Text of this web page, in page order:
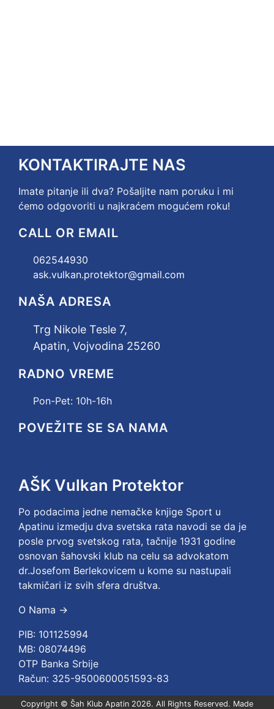
KONTAKTIRAJTE NAS
Imate pitanje ili dva? Pošaljite nam poruku i mi
ćemo odgovoriti u najkraćem mogućem roku!
CALL OR EMAIL
062544930
ask.vulkan.protektor@gmail.com
NAŠA ADRESA
Trg Nikole Tesle 7,
Apatin, Vojvodina 25260
RADNO VREME
Pon-Pet: 10h-16h
POVEŽITE SE SA NAMA
AŠK Vulkan Protektor
Po podacima jedne nemačke knjige Sport u
Apatinu izmedju dva svetska rata navodi se da je
posle prvog svetskog rata, tačnije 1931 godine
osnovan šahovski klub na celu sa advokatom
dr.Josefom Berlekovicem u kome su nastupali
takmičari iz svih sfera društva.
O Nama →
PIB: 101125994
MB: 08074496
OTP Banka Srbije
Račun: 325-9500600051593-83
Copyright © Šah Klub Apatin 2026. All Rights Reserved. Made